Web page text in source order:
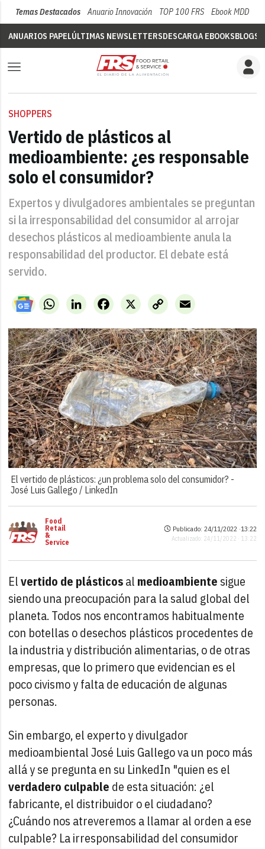
Temas Destacados Anuario Innovación TOP 100 FRS Ebook MDD
ANUARIOS PAPELÚLTIMAS NEWSLETTERSDESCARGA EBOOKSBLOGS
SHOPPERS
Vertido de plásticos al
medioambiente: ¿es responsable
solo el consumidor?
Expertos y divulgadores ambientales se preguntan
si la irresponsabilidad del consumidor al arrojar
desechos plásticos al medioambiente anula la
responsabilidad del productor. El debate está
servido.
WhatsAppLinkedIn X
Facebook
Copy
Link
Email
El vertido de plásticos: ¿un problema solo del consumidor? -
José Luis Gallego / LinkedIn
Food
Retail
&
Service
Publicado: 24/11/2022 ·13:22
Actualizado: 24/11/2022 · 13:22
Elvertido de plásticosal medioambiente sigue
siendo una preocupación para la salud global del
planeta. Todos nos encontramos habitualmente
con botellas o desechos plásticos procedentes de
la industria y distribución alimentarias, o de otras
empresas, que lo primero que evidencian es el
poco civismo y falta de educación de algunas
personas.
Sin embargo, el experto y divulgador
medioambiental José Luis Gallego va un poco más
allá y se pregunta en su LinkedIn "quien es el
verdadero culpable de esta situación: ¿el
fabricante, el distribuidor o el ciudadano?
¿Cuándo nos atreveremos a llamar al orden a ese
culpable? La irresponsabilidad del consumidor